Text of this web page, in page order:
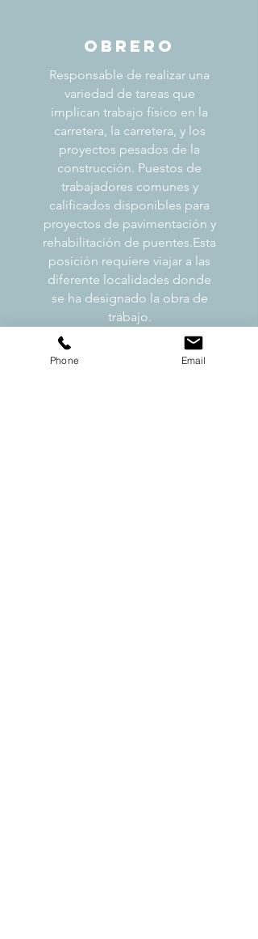
OBRERO
Responsable de realizar una
variedad de tareas que
implican trabajo físico en la
carretera, la carretera, y los
proyectos pesados de la
construcción. Puestos de
trabajadores comunes y
calificados disponibles para
proyectos de pavimentación y
rehabilitación de puentes.Esta
posición requiere viajar a las
diferente localidades donde
se ha designado la obra de
trabajo.
Phone Email